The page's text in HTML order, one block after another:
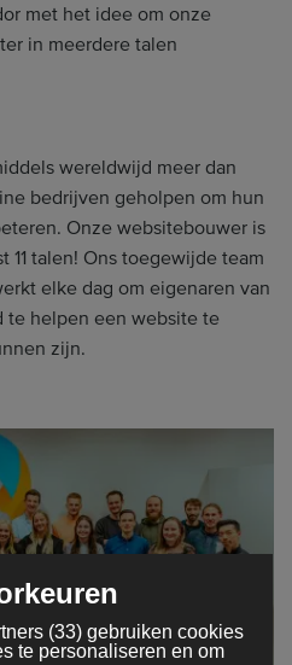
met het idee om onze
in meerdere talen
wereldwijd meer dan
bedrijven geholpen om hun
Onze websitebouwer is
11 talen! Ons toegewijde team
elke dag om eigenaren van
helpen een website te
zijn.
(33) gebruiken cookies
te personaliseren en om